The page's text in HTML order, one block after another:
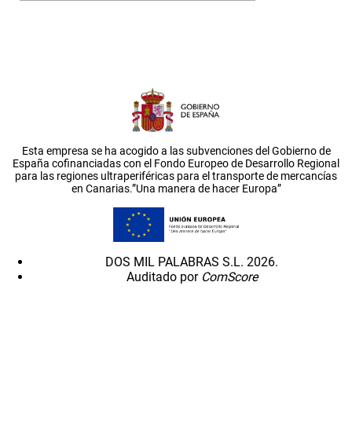
Esta empresa se ha acogido a las subvenciones del Gobierno de
España cofinanciadas con el Fondo Europeo de Desarrollo Regional
para las regiones ultraperiféricas para el transporte de mercancías
en Canarias.”Una manera de hacer Europa”
DOS MIL PALABRAS S.L. 2026.
Auditado por ComScore